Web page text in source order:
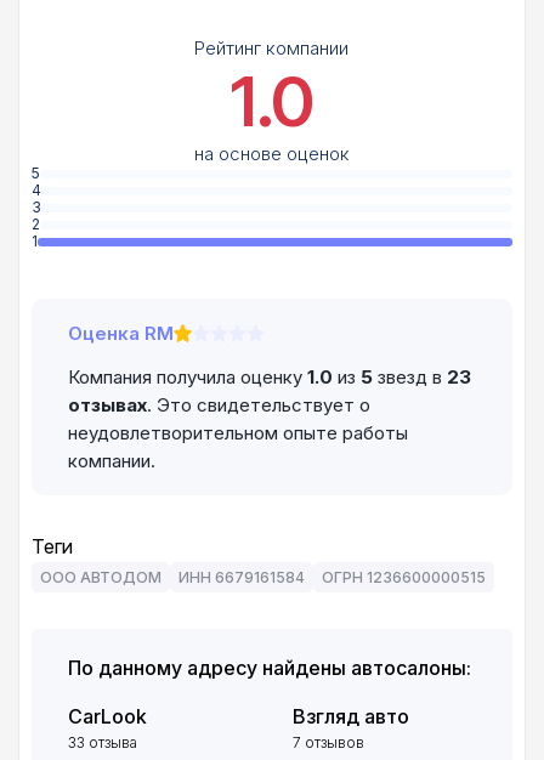
Рейтинг компании
1.0
на основе оценок
5
4
3
2
1
Оценка RM
Компания получила оценку 1.0 из 5 звезд в 23
отзывах. Это свидетельствует о
неудовлетворительном опыте работы
компании.
Теги
ООО АВТОДОМ ИНН 6679161584 ОГРН 1236600000515
По данному адресу найдены автосалоны:
CarLook
33 отзыва
Взгляд авто
7 отзывов